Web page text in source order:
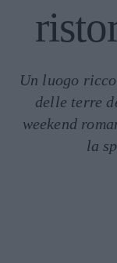
Un luogo
delle terre
weekend
la